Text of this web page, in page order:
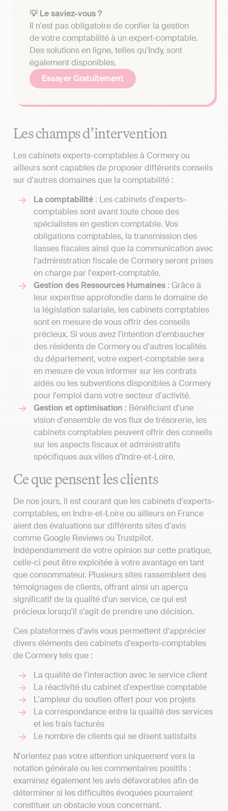
💡 Le saviez-vous ?
Il n'est pas obligatoire de confier la gestion
de votre comptabilité à un expert-comptable.
Des solutions en ligne, telles qu'Indy, sont
également disponibles.
Essayer Gratuitement
Les champs d’intervention
Les cabinets experts-comptables à Cormery ou
ailleurs sont capables de proposer différents conseils
sur d'autres domaines que la comptabilité :
La comptabilité : Les cabinets d'experts-
comptables sont avant toute chose des
spécialistes en gestion comptable. Vos
obligations comptables, la transmission des
liasses fiscales ainsi que la communication avec
l'administration fiscale de Cormery seront prises
en charge par l'expert-comptable.
Gestion des Ressources Humaines : Grâce à
leur expertise approfondie dans le domaine de
la législation salariale, les cabinets comptables
sont en mesure de vous offrir des conseils
précieux. Si vous avez l'intention d'embaucher
des résidents de Cormery ou d'autres localités
du département, votre expert-comptable sera
en mesure de vous informer sur les contrats
aidés ou les subventions disponibles à Cormery
pour l'emploi dans votre secteur d'activité.
Gestion et optimisation : Bénéficiant d'une
vision d'ensemble de vos flux de trésorerie, les
cabinets comptables peuvent offrir des conseils
sur les aspects fiscaux et administratifs
spécifiques aux villes d'Indre-et-Loire.
Ce que pensent les clients
De nos jours, il est courant que les cabinets d'experts-
comptables, en Indre-et-Loire ou ailleurs en France
aient des évaluations sur différents sites d'avis
comme Google Reviews ou Trustpilot.
Indépendamment de votre opinion sur cette pratique,
celle-ci peut être exploitée à votre avantage en tant
que consommateur. Plusieurs sites rassemblent des
témoignages de clients, offrant ainsi un aperçu
significatif de la qualité d'un service, ce qui est
précieux lorsqu'il s'agit de prendre une décision.
Ces plateformes d'avis vous permettent d'apprécier
divers éléments des cabinets d'experts-comptables
de Cormery tels que :
La qualité de l'interaction avec le service client
La réactivité du cabinet d'expertise comptable
L'ampleur du soutien offert pour vos projets
La correspondance entre la qualité des services
et les frais facturés
Le nombre de clients qui se disent satisfaits
N'orientez pas votre attention uniquement vers la
notation générale ou les commentaires positifs :
examinez également les avis défavorables afin de
déterminer si les difficultés évoquées pourraient
constituer un obstacle vous concernant.